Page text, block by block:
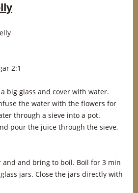
2:1
big glass and cover with water.
the water with the flowers for
through a sieve into a pot.
pour the juice through the sieve,
and and bring to boil. Boil for 3 min
jars. Close the jars directly with